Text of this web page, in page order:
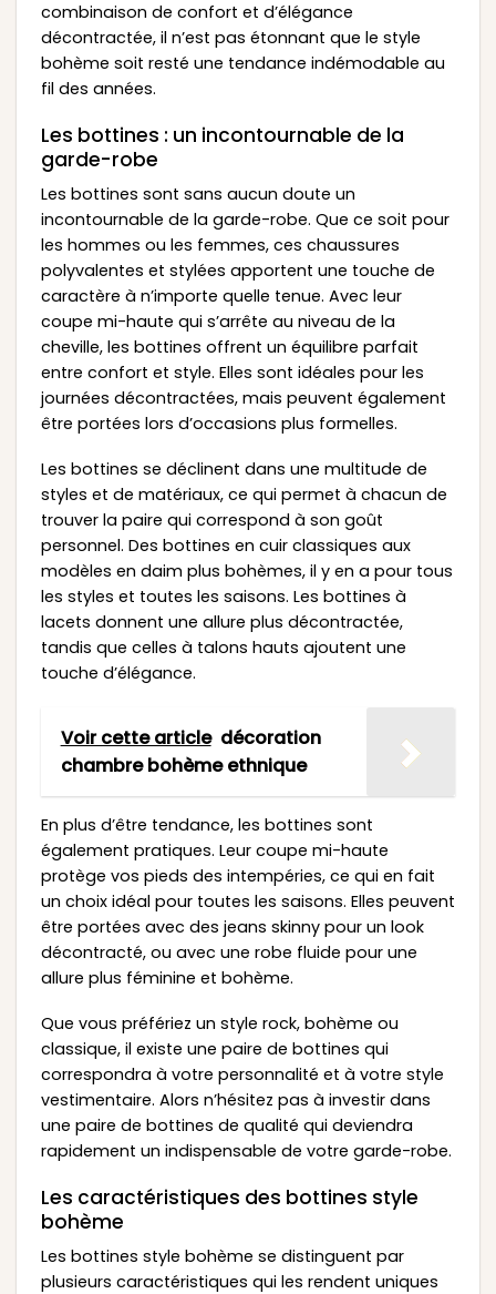
combinaison de confort et d’élégance
décontractée, il n’est pas étonnant que le style
bohème soit resté une tendance indémodable au
fil des années.
Les bottines : un incontournable de la
garde-robe
Les bottines sont sans aucun doute un
incontournable de la garde-robe. Que ce soit pour
les hommes ou les femmes, ces chaussures
polyvalentes et stylées apportent une touche de
caractère à n’importe quelle tenue. Avec leur
coupe mi-haute qui s’arrête au niveau de la
cheville, les bottines offrent un équilibre parfait
entre confort et style. Elles sont idéales pour les
journées décontractées, mais peuvent également
être portées lors d’occasions plus formelles.
Les bottines se déclinent dans une multitude de
styles et de matériaux, ce qui permet à chacun de
trouver la paire qui correspond à son goût
personnel. Des bottines en cuir classiques aux
modèles en daim plus bohèmes, il y en a pour tous
les styles et toutes les saisons. Les bottines à
lacets donnent une allure plus décontractée,
tandis que celles à talons hauts ajoutent une
touche d’élégance.
Voir cette article décoration
chambre bohème ethnique
En plus d’être tendance, les bottines sont
également pratiques. Leur coupe mi-haute
protège vos pieds des intempéries, ce qui en fait
un choix idéal pour toutes les saisons. Elles peuvent
être portées avec des jeans skinny pour un look
décontracté, ou avec une robe fluide pour une
allure plus féminine et bohème.
Que vous préfériez un style rock, bohème ou
classique, il existe une paire de bottines qui
correspondra à votre personnalité et à votre style
vestimentaire. Alors n’hésitez pas à investir dans
une paire de bottines de qualité qui deviendra
rapidement un indispensable de votre garde-robe.
Les caractéristiques des bottines style
bohème
Les bottines style bohème se distinguent par
plusieurs caractéristiques qui les rendent uniques